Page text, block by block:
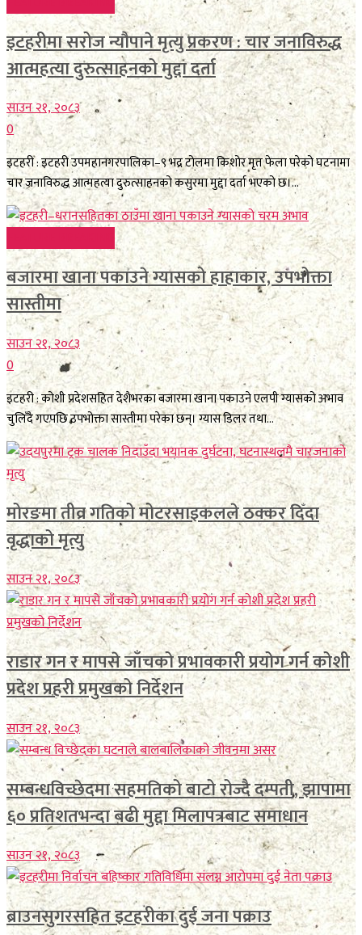
इटहरीमा सरोज न्यौपाने मृत्यु प्रकरण : चार जनाविरुद्ध
आत्महत्या दुरुत्साहनको मुद्दा दर्ता
साउन २१, २०८३
0
इटहरी : इटहरी उपमहानगरपालिका–९ भद्र टोलमा किशोर मृत फेला परेको घटनामा
चार जनाविरुद्ध आत्महत्या दुरुत्साहनको कसुरमा मुद्दा दर्ता भएको छ।...
बजारमा खाना पकाउने ग्यासको हाहाकार, उपभोक्ता
सास्तीमा
साउन २१, २०८३
0
इटहरी : कोशी प्रदेशसहित देशैभरका बजारमा खाना पकाउने एलपी ग्यासको अभाव
चुलिँदै गएपछि उपभोक्ता सास्तीमा परेका छन्। ग्यास डिलर तथा...
मोरङमा तीव्र गतिको मोटरसाइकलले ठक्कर दिँदा
वृद्धाको मृत्यु
साउन २१, २०८३
राडार गन र मापसे जाँचको प्रभावकारी प्रयोग गर्न कोशी
प्रदेश प्रहरी प्रमुखको निर्देशन
साउन २१, २०८३
सम्बन्धविच्छेदमा सहमतिको बाटो रोज्दै दम्पती, झापामा
६० प्रतिशतभन्दा बढी मुद्दा मिलापत्रबाट समाधान
साउन २१, २०८३
ब्राउनसुगरसहित इटहरीका दुई जना पक्राउ